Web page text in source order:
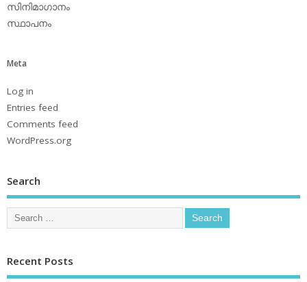
സിനിമാഗാനം
സ്ഥാപനം
Meta
Log in
Entries feed
Comments feed
WordPress.org
Search
Recent Posts